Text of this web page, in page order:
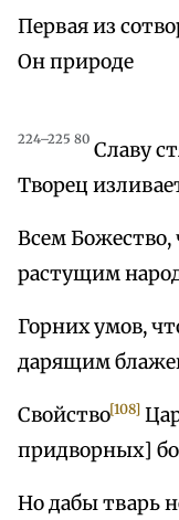
Первая из
Он природе
224–225 80 Славу
Творец
Всем Божество,
растущим
Горних умов,
дарящим
Свойство[108]
придворных]
Но дабы тварь